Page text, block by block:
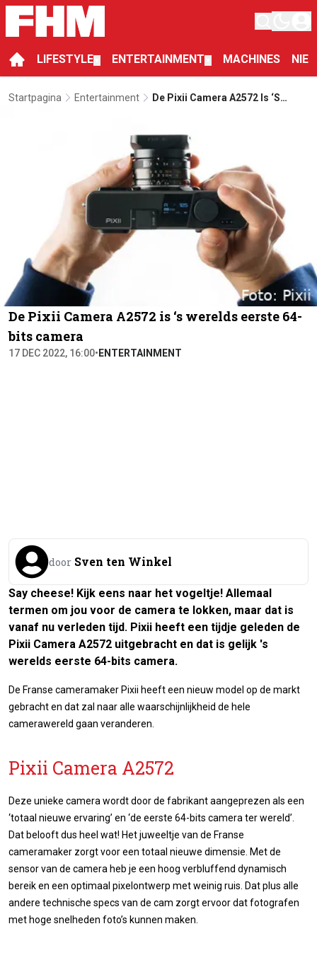
LIFESTYLE ENTERTAINMENT MACHINES
Startpagina Entertainment
De Pixii Camera A2572 Is ‘s
De Pixii Camera A2572 is ‘s werelds eerste 64-
bits camera
17 DEC 2022, 16:00• ENTERTAINMENT
door Sven ten Winkel
Say cheese! Kijk eens naar het vogeltje! Allemaal
termen om jou voor de camera te lokken, maar dat is
vanaf nu verleden tijd. Pixii heeft een tijdje geleden de
Pixii Camera A2572 uitgebracht en dat is gelijk 's
werelds eerste 64-bits camera.
De Franse cameramaker Pixii heeft een nieuw model op de markt
gebracht en dat zal naar alle waarschijnlijkheid de hele
camerawereld gaan veranderen.
Pixii Camera A2572
Deze unieke camera wordt door de fabrikant aangeprezen als een
‘totaal nieuwe ervaring’ en ‘de eerste 64-bits camera ter wereld’.
Dat belooft dus heel wat! Het juweeltje van de Franse
cameramaker zorgt voor een totaal nieuwe dimensie. Met de
sensor van de camera heb je een hoog verbluffend dynamisch
bereik en een optimaal pixelontwerp met weinig ruis. Dat plus alle
andere technische specs van de cam zorgt ervoor dat fotografen
met hoge snelheden foto’s kunnen maken.